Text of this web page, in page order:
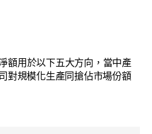
額用於以下五大方向，當中產
對規模化生產同搶佔市場份額